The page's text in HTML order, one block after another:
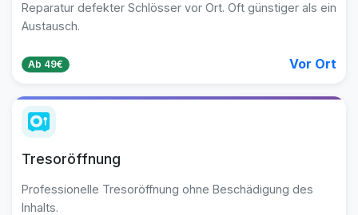
Reparatur defekter Schlösser vor Ort. Oft günstiger als ein
Austausch.
Ab 49€ Vor Ort
Tresoröffnung
Professionelle Tresoröffnung ohne Beschädigung des
Inhalts.